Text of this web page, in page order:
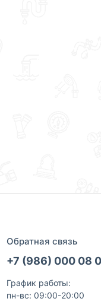
Обратная связь
+7 (986) 000 08
График работы:
пн-вс: 09:00-20:00